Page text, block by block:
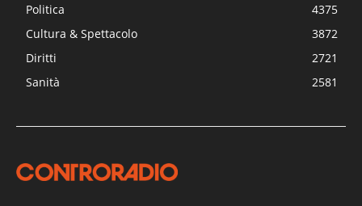
Politica
4375
Cultura & Spettacolo
3872
Diritti
2721
Sanità
2581